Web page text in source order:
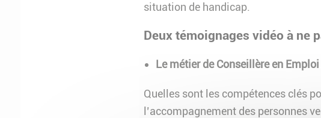
situation de handicap.
Deux témoignages vidéo à ne
Le métier de Conseillère en
Quelles sont les compétences clés
l’accompagnement des personnes